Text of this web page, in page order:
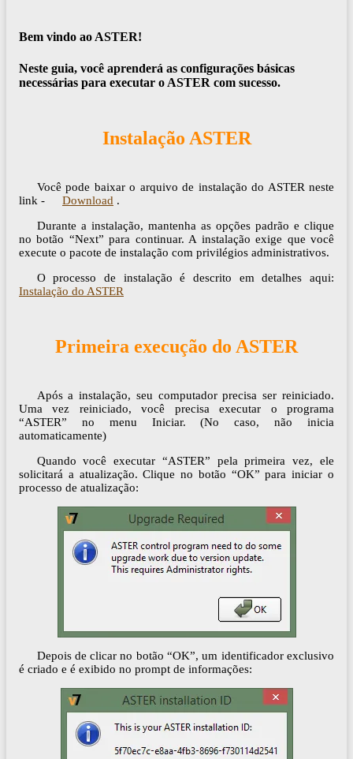
Bem vindo ao ASTER!
Neste guia, você aprenderá as configurações básicas
necessárias para executar o ASTER com sucesso.
Instalação ASTER
Você pode baixar o arquivo de instalação do ASTER neste
link -
Download .
Durante a instalação, mantenha as opções padrão e clique
no botão “Next” para continuar. A instalação exige que você
execute o pacote de instalação com privilégios administrativos.
O processo de instalação é descrito em detalhes aqui:
Instalação do ASTER
Primeira execução do ASTER
Após a instalação, seu computador precisa ser reiniciado.
Uma vez reiniciado, você precisa executar o programa
“ASTER” no menu Iniciar. (No caso, não inicia
automaticamente)
Quando você executar “ASTER” pela primeira vez, ele
solicitará a atualização. Clique no botão “OK” para iniciar o
processo de atualização:
Depois de clicar no botão “OK”, um identificador exclusivo
é criado e é exibido no prompt de informações: